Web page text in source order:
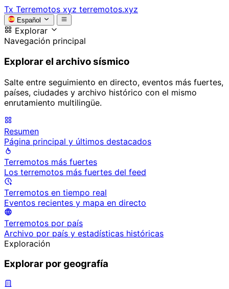
Tx Terremotos xyz terremotos.xyz
Español
Explorar
Navegación principal
Explorar el archivo sísmico
Salte entre seguimiento en directo, eventos más fuertes,
países, ciudades y archivo histórico con el mismo
enrutamiento multilingüe.
Resumen
Página principal y últimos destacados
Terremotos más fuertes
Los terremotos más fuertes del feed
Terremotos en tiempo real
Eventos recientes y mapa en directo
Terremotos por país
Archivo por país y estadísticas históricas
Exploración
Explorar por geografía